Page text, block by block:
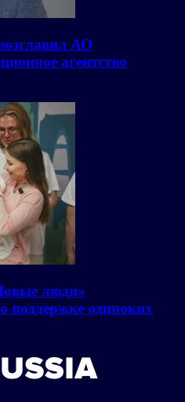
АО
агентство
люди»
поддержке одиноких